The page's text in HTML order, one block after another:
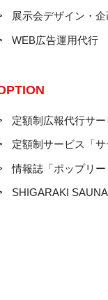
展示会デザイン・
WEB広告運用代行
定額制広報代行サー
定額制サービス「サ
情報誌「ポップリー
SHIGARAKI SAUNA